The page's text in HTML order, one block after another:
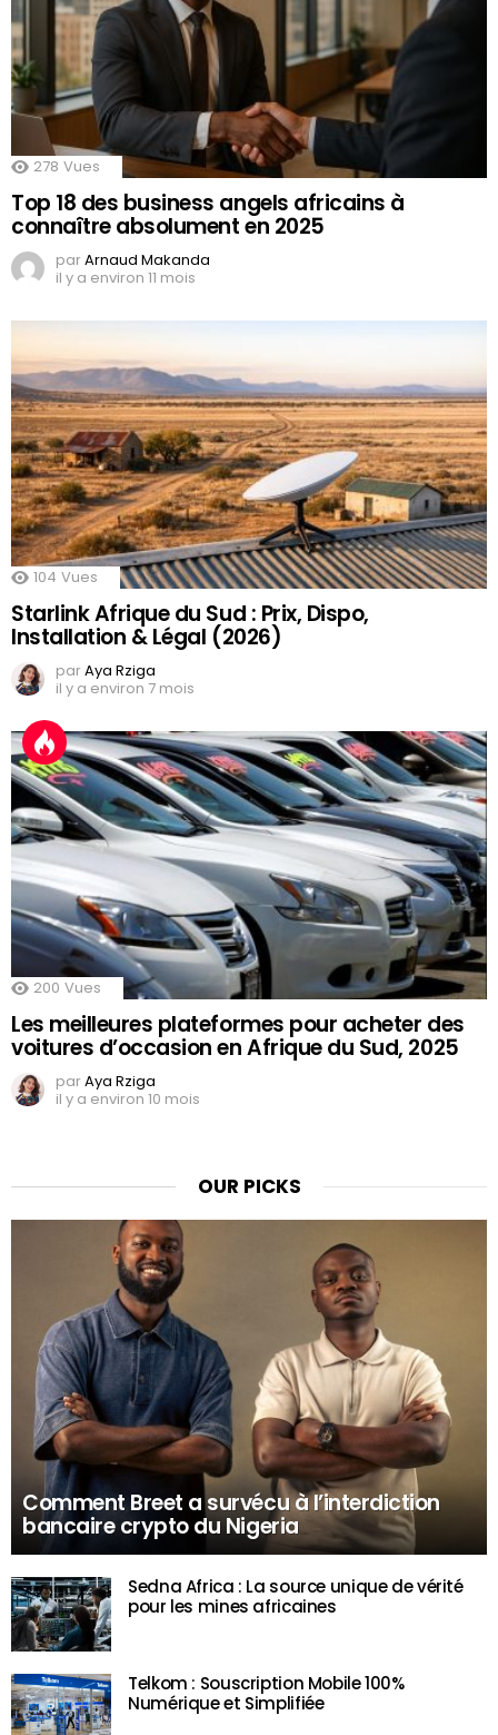
278 Vues
Top 18 des business angels africains à
connaître absolument en 2025
parArnaud Makanda
il y a environ 11 mois
104 Vues
Starlink Afrique du Sud : Prix, Dispo,
Installation & Légal (2026)
parAya Rziga
il y a environ 7 mois
200 Vues
Les meilleures plateformes pour acheter des
voitures d’occasion en Afrique du Sud, 2025
parAya Rziga
il y a environ 10 mois
OUR PICKS
Comment Breet a survécu à l’interdiction
bancaire crypto du Nigeria
Sedna Africa : La source unique de vérité
pour les mines africaines
Telkom : Souscription Mobile 100%
Numérique et Simplifiée